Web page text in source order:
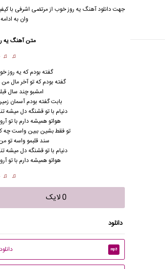
جهت دانلود آهنگ یه روز خوب ازمرتضی اشرفی
وان به
متن آهنگ یه
♫ ♫
ﮔﻔﺘﻪ ﺑﻮدم ﻛﻪ ﻳﻪ روز
ﮔﻔﺘﻪ ﺑﻮدم ﻛﻪ ﺗﻮ آﺧﺮ ﻣﺎل
اﻣﺸﺒﻮ ﭼﻨﺪ ﺳﺎل
ﺑﺎﺑﺖ ﮔﻔﺘﻪ ﺑﻮدم آﺳﻤﺎن
دﻧﻴﺎم ﺑﺎ ﺗﻮ ﻗﺸﻨﮕﻪ دل
ﻫﻮاﺗﻮ ﻫﻤﻴﺸﻪ دارم ﺑﺎ ﺗﻮ
ﺗﻮ ﻓﻘﻄ ﺑﺸﻴﻦ ﺑﺒﻴﻦ واﺳﺖ ﭼﻪ
ﺳﻨﺪ ﻗﻠﺒﻤﻮ واﺳﻪ ﺗﻮ
دﻧﻴﺎم ﺑﺎ ﺗﻮ ﻗﺸﻨﮕﻪ دل
ﻫﻮاﺗﻮ ﻫﻤﻴﺸﻪ دارم ﺑﺎ ﺗﻮ
♫ ♫
0 لایک
دانلود
mp3